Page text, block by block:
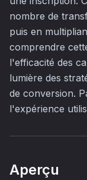
nombre de
puis en
comprendre
l'efficacité des
lumière des
de conversion.
l'expérience
Aperçu